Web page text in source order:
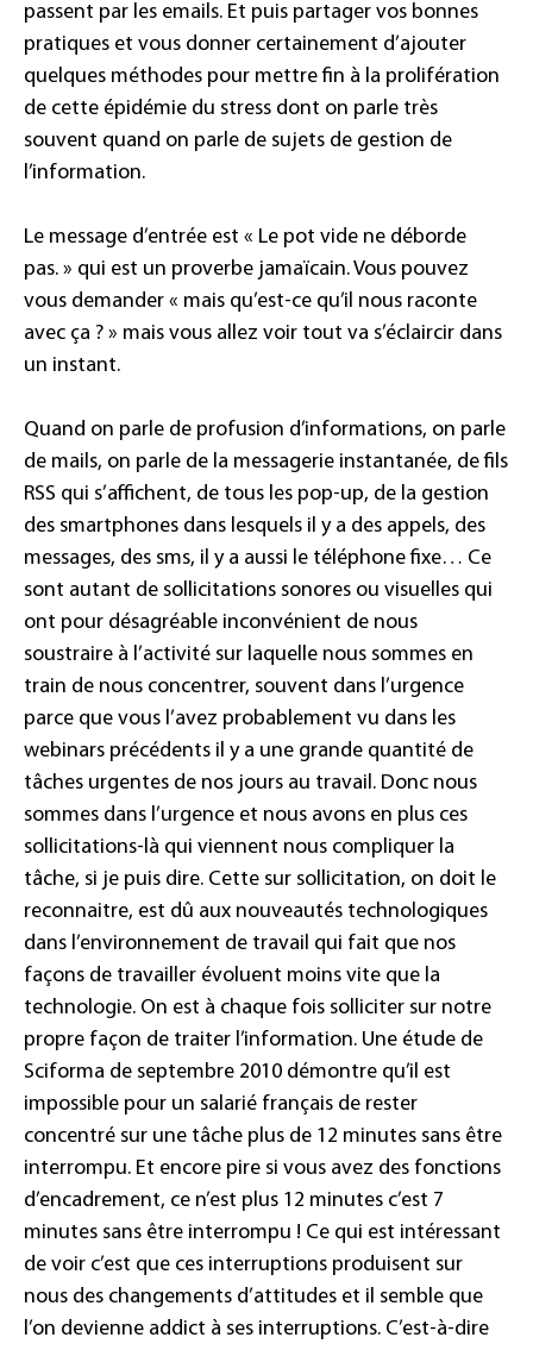
passent par les emails. Et puis partager vos bonnes
pratiques et vous donner certainement d’ajouter
quelques méthodes pour mettre fin à la prolifération
de cette épidémie du stress dont on parle très
souvent quand on parle de sujets de gestion de
l’information.
Le message d’entrée est « Le pot vide ne déborde
pas. » qui est un proverbe jamaïcain. Vous pouvez
vous demander « mais qu’est-ce qu’il nous raconte
avec ça ? » mais vous allez voir tout va s’éclaircir dans
un instant.
Quand on parle de profusion d’informations, on parle
de mails, on parle de la messagerie instantanée, de fils
RSS qui s’affichent, de tous les pop-up, de la gestion
des smartphones dans lesquels il y a des appels, des
messages, des sms, il y a aussi le téléphone fixe… Ce
sont autant de sollicitations sonores ou visuelles qui
ont pour désagréable inconvénient de nous
soustraire à l’activité sur laquelle nous sommes en
train de nous concentrer, souvent dans l’urgence
parce que vous l’avez probablement vu dans les
webinars précédents il y a une grande quantité de
tâches urgentes de nos jours au travail. Donc nous
sommes dans l’urgence et nous avons en plus ces
sollicitations-là qui viennent nous compliquer la
tâche, si je puis dire. Cette sur sollicitation, on doit le
reconnaitre, est dû aux nouveautés technologiques
dans l’environnement de travail qui fait que nos
façons de travailler évoluent moins vite que la
technologie. On est à chaque fois solliciter sur notre
propre façon de traiter l’information. Une étude de
Sciforma de septembre 2010 démontre qu’il est
impossible pour un salarié français de rester
concentré sur une tâche plus de 12 minutes sans être
interrompu. Et encore pire si vous avez des fonctions
d’encadrement, ce n’est plus 12 minutes c’est 7
minutes sans être interrompu ! Ce qui est intéressant
de voir c’est que ces interruptions produisent sur
nous des changements d’attitudes et il semble que
l’on devienne addict à ses interruptions. C’est-à-dire